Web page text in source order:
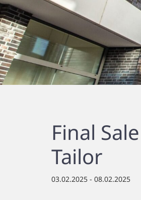
Final
Tailor
03.02.2025 - 08.02.2025